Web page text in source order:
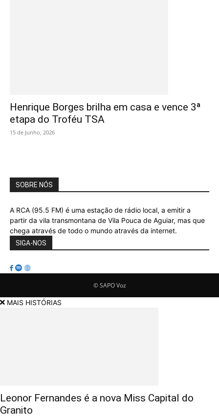
Henrique Borges brilha em casa e vence 3ª
etapa do Troféu TSA
15 de Junho, 2026
SOBRE NÓS
A RCA (95.5 FM) é uma estação de rádio local, a emitir a
partir da vila transmontana de Vila Pouca de Aguiar, mas que
chega através de todo o mundo através da internet.
SIGA-NOS
© SAPO Voz
MAIS HISTÓRIAS
Leonor Fernandes é a nova Miss Capital do
Granito